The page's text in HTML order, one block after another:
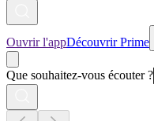
Ouvrir l'appDécouvrir Prime
Que souhaitez-vous écouter ?